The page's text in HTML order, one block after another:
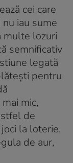
cei care
iau sume
multe lozuri
semnificativ
legată
pentru
mic,
de
la loterie,
de aur,